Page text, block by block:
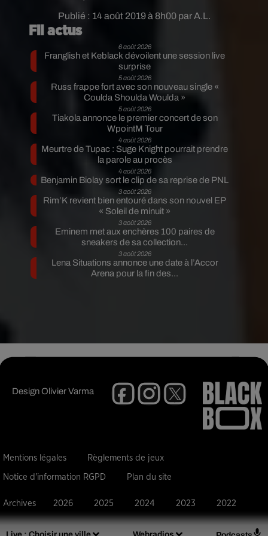
Publié : 14 août 2019 à 8h00 par A.L.
Fil actus
6 août 2026
Franglish et Keblack dévoilent une session live
surprise
5 août 2026
Russ frappe fort avec son nouveau single «
Coulda Shoulda Woulda »
5 août 2026
Tiakola annonce le premier concert de son
WpointM Tour
4 août 2026
Meurtre de Tupac : Suge Knight pourrait prendre
la parole au procès
4 août 2026
Benjamin Biolay sort le clip de sa reprise de PNL
3 août 2026
Rim’K revient bien entouré dans son nouvel EP
« Soleil de minuit »
3 août 2026
Eminem met aux enchères 100 paires de
sneakers de sa collection...
3 août 2026
Lena Situations annonce une date à l’Accor
Arena pour la fin des...
DesignOlivier Varma
Mentions légales Règlements de jeux
Notice d'information RGPD Plan du site
Archives 2026 2025 2024 2023 2022